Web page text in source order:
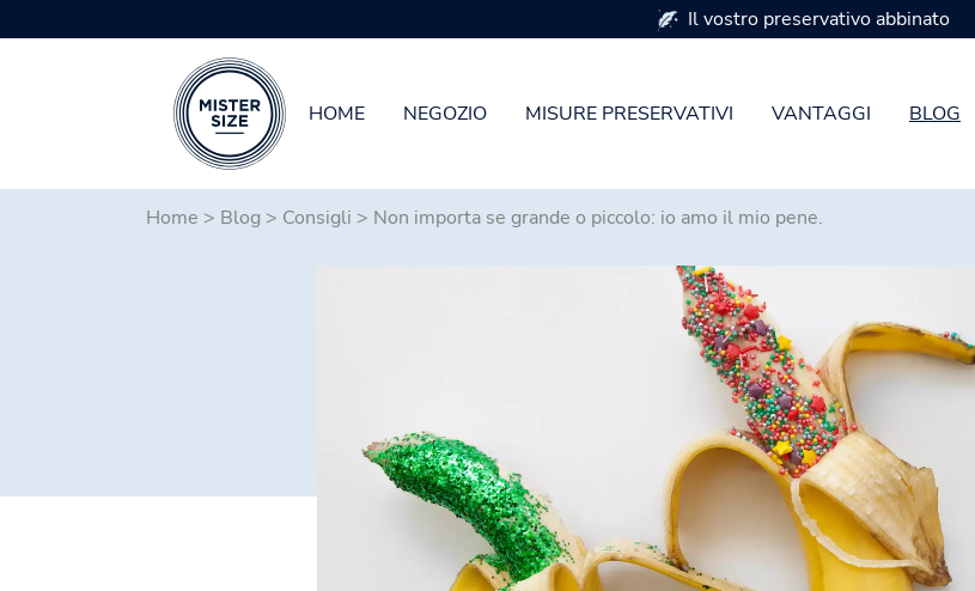
HOME NEGOZIO MISURE PRESERVATIVI VANTAGGI BLOG
Disponibile in 7 misure di preservativi
Home > Blog > Consigli > Non importa se grande o piccolo: io amo il mio pene.